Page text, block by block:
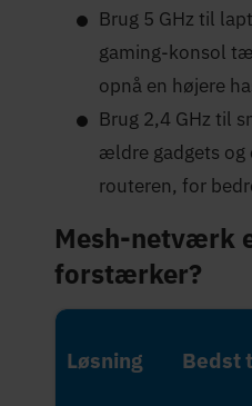
Brug 5 GHz til
gaming-konsol
opnå en højere
Brug 2,4 GHz til
ældre gadgets og
routeren, for
Mesh-netværk
forstærker?
Løsning Bedst